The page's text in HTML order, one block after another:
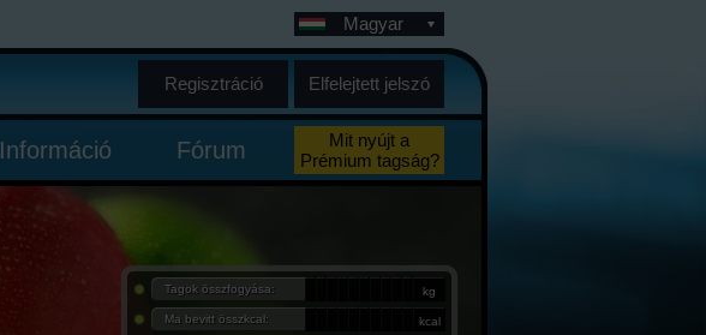
Magyar
Regisztráció Elfelejtett jelszó
Információ Fórum
Mit nyújt a
Prémium tagság?
Tagok összfogyása: kg
Ma bevitt összkcal: kcal